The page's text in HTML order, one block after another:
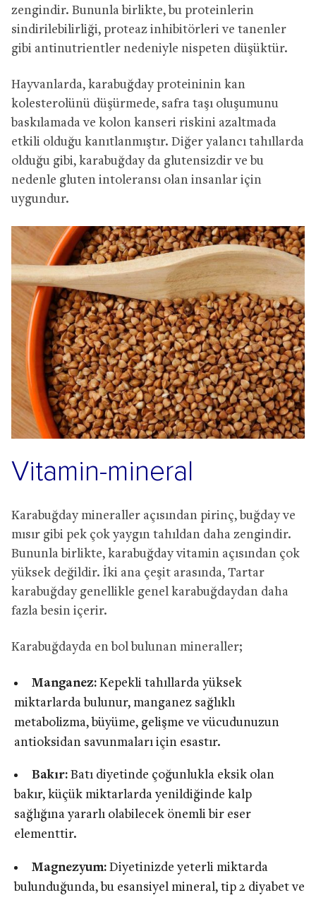
zengindir. Bununla birlikte, bu proteinlerin
sindirilebilirliği, proteaz inhibitörleri ve tanenler
gibi antinutrientler nedeniyle nispeten düşüktür.
Hayvanlarda, karabuğday proteininin kan
kolesterolünü düşürmede, safra taşı oluşumunu
baskılamada ve kolon kanseri riskini azaltmada
etkili olduğu kanıtlanmıştır. Diğer yalancı tahıllarda
olduğu gibi, karabuğday da glutensizdir ve bu
nedenle gluten intoleransı olan insanlar için
uygundur.
Vitamin-mineral
Karabuğday mineraller açısından pirinç, buğday ve
mısır gibi pek çok yaygın tahıldan daha zengindir.
Bununla birlikte, karabuğday vitamin açısından çok
yüksek değildir. İki ana çeşit arasında, Tartar
karabuğday genellikle genel karabuğdaydan daha
fazla besin içerir.
Karabuğdayda en bol bulunan mineraller;
Manganez:Kepekli tahıllarda yüksek
miktarlarda bulunur, manganez sağlıklı
metabolizma, büyüme, gelişme ve vücudunuzun
antioksidan savunmaları için esastır.
Bakır:Batı diyetinde çoğunlukla eksik olan
bakır, küçük miktarlarda yenildiğinde kalp
sağlığına yararlı olabilecek önemli bir eser
elementtir.
Magnezyum:Diyetinizde yeterli miktarda
bulunduğunda, bu esansiyel mineral, tip 2 diyabet ve